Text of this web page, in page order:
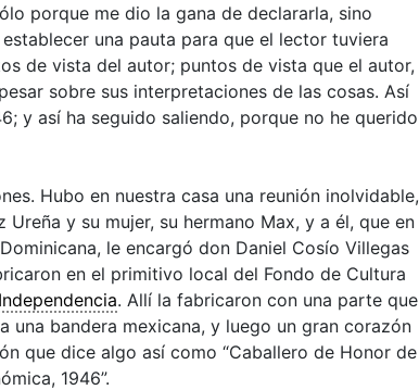
porque me dio la gana de declararla, sino
una pauta para que el lector tuviera
de vista del autor; puntos de vista que el autor,
sobre sus interpretaciones de las cosas. Así
y así ha seguido saliendo, porque no he querido
Hubo en nuestra casa una reunión inolvidable,
y su mujer, su hermano Max, y a él, que en
le encargó don Daniel Cosío Villegas
en el primitivo local del Fondo de Cultura
Independencia. Allí la fabricaron con una parte que
una bandera mexicana, y luego un gran corazón
que dice algo así como “Caballero de Honor de
1946”.